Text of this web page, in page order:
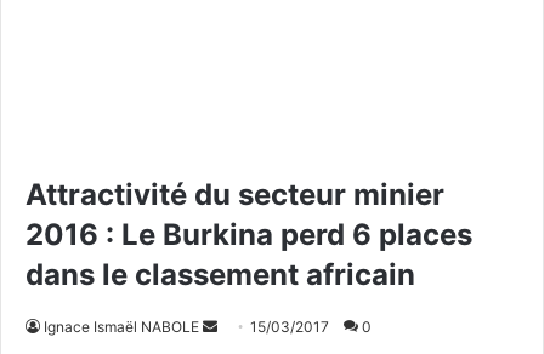
Attractivité du secteur minier
2016 : Le Burkina perd 6 places
dans le classement africain
Ignace Ismaël NABOLE 15/03/2017 0